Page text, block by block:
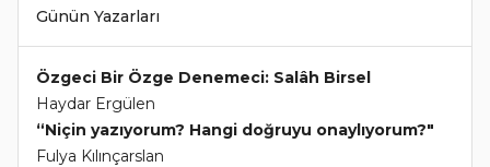
Günün Yazarları
Özgeci Bir Özge Denemeci: Salâh Birsel
Haydar Ergülen
“Niçin yazıyorum? Hangi doğruyu onaylıyorum?"
Fulya Kılınçarslan